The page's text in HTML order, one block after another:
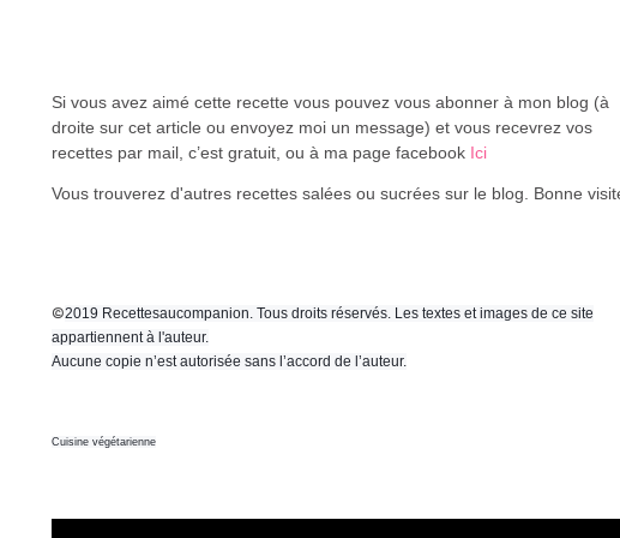
Si vous avez aimé cette recette vous pouvez vous abonner à mon blog (à
droite sur cet article ou envoyez moi un message) et vous recevrez vos
recettes par mail, c’est gratuit , ou à ma page facebook Ici
Vous trouverez d'autres recettes salées ou sucrées sur le blog. Bonne
©2019 Recettesaucompanion. Tous droits réservés. Les textes et images de ce site
appartiennent à l'auteur.
Aucune copie n’est autorisée sans l’accord de l’auteur.
Cuisine végétarienne